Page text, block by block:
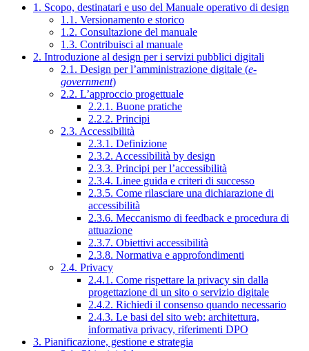
1. Scopo, destinatari e uso del Manuale operativo di design
1.1. Versionamento e storico
1.2. Consultazione del manuale
1.3. Contribuisci al manuale
2. Introduzione al design per i servizi pubblici digitali
2.1. Design per l’amministrazione digitale (e-
government)
2.2. L’approccio progettuale
2.2.1. Buone pratiche
2.2.2. Principi
2.3. Accessibilità
2.3.1. Definizione
2.3.2. Accessibilità by design
2.3.3. Principi per l’accessibilità
2.3.4. Linee guida e criteri di successo
2.3.5. Come rilasciare una dichiarazione di
accessibilità
2.3.6. Meccanismo di feedback e procedura di
attuazione
2.3.7. Obiettivi accessibilità
2.3.8. Normativa e approfondimenti
2.4. Privacy
2.4.1. Come rispettare la privacy sin dalla
progettazione di un sito o servizio digitale
2.4.2. Richiedi il consenso quando necessario
2.4.3. Le basi del sito web: architettura,
informativa privacy, riferimenti DPO
3. Pianificazione, gestione e strategia